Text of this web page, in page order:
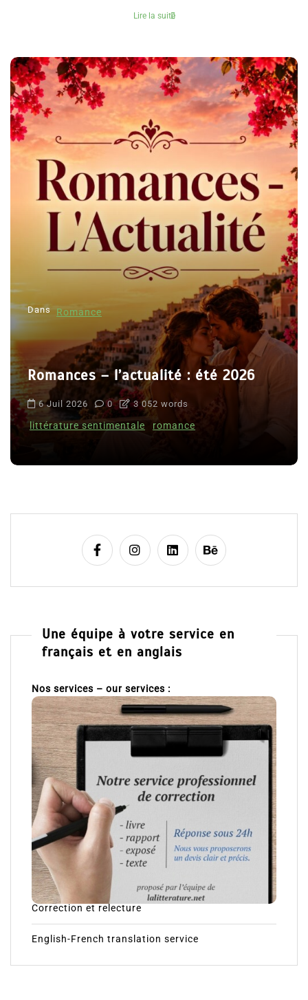
Lire la suite
Dans Romance
Romances – l’actualité : été 2026
6 Juil 2026 0 3 052 words
littérature sentimentale romance
Une équipe à votre service en
français et en anglais
Nos services – our services :
Correction et relecture
English-French translation service